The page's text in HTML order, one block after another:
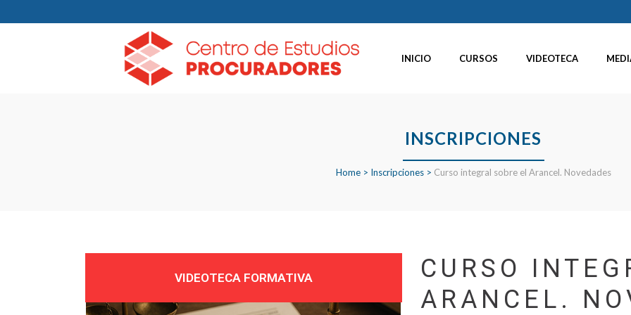
INICIO CURSOS VIDEOTECA
INSCRIPCIONES
Home> Inscripciones> Curso integral sobre el Arancel. Novedades
VIDEOTECA FORMATIVA
CURSO
ARANCEL.